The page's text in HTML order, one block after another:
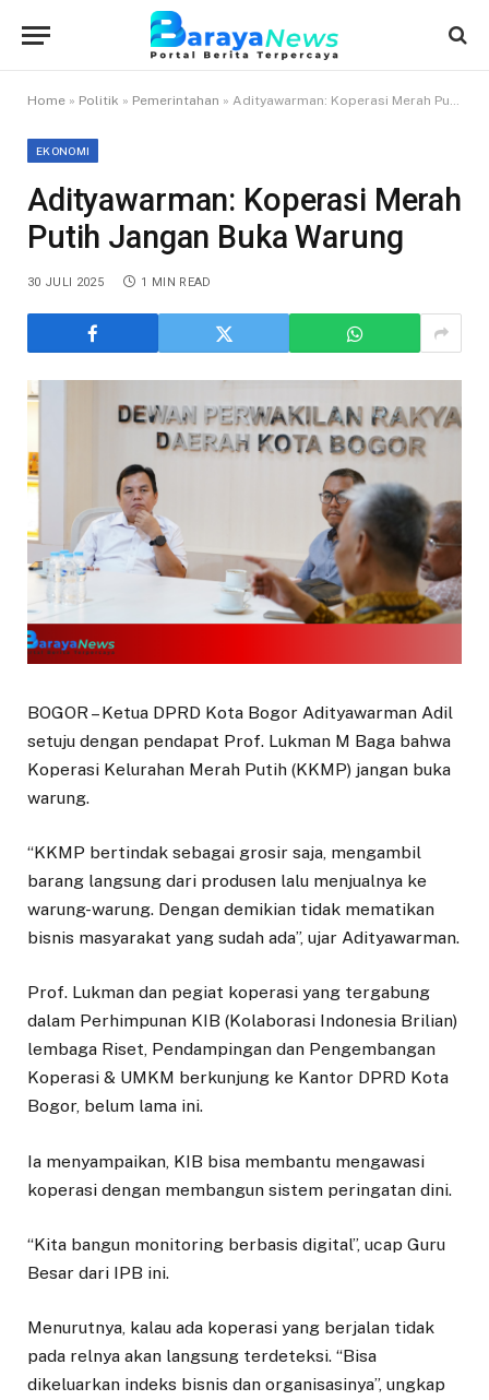
Home » Politik » Pemerintahan » Adityawarman: Koperasi Merah Putih Jangan Buka Warung
EKONOMI
Adityawarman: Koperasi Merah
Putih Jangan Buka Warung
30 JULI 2025 1 MIN READ
BOGOR – Ketua DPRD Kota Bogor Adityawarman Adil
setuju dengan pendapat Prof. Lukman M Baga bahwa
Koperasi Kelurahan Merah Putih (KKMP) jangan buka
warung.
“KKMP bertindak sebagai grosir saja, mengambil
barang langsung dari produsen lalu menjualnya ke
warung-warung. Dengan demikian tidak mematikan
bisnis masyarakat yang sudah ada”, ujar Adityawarman.
Prof. Lukman dan pegiat koperasi yang tergabung
dalam Perhimpunan KIB (Kolaborasi Indonesia Brilian)
lembaga Riset, Pendampingan dan Pengembangan
Koperasi & UMKM berkunjung ke Kantor DPRD Kota
Bogor, belum lama ini.
Ia menyampaikan, KIB bisa membantu mengawasi
koperasi dengan membangun sistem peringatan dini.
“Kita bangun monitoring berbasis digital”, ucap Guru
Besar dari IPB ini.
Menurutnya, kalau ada koperasi yang berjalan tidak
pada relnya akan langsung terdeteksi. “Bisa
dikeluarkan indeks bisnis dan organisasinya”, ungkap